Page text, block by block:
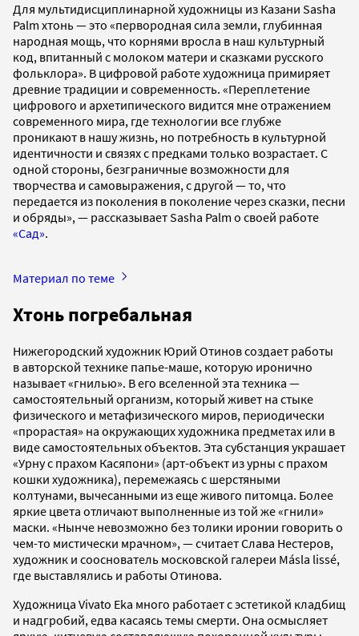
Для мультидисциплинарной художницы из Казани Sasha
Palm хтонь — это «первородная сила земли, глубинная
народная мощь, что корнями вросла в наш культурный
код, впитанный с молоком матери и сказками русского
фольклора». В цифровой работе художница примиряет
древние традиции и современность. «Переплетение
цифрового и архетипического видится мне отражением
современного мира, где технологии все глубже
проникают в нашу жизнь, но потребность в культурной
идентичности и связях с предками только возрастает. С
одной стороны, безграничные возможности для
творчества и самовыражения, с другой — то, что
передается из поколения в поколение через сказки, песни
и обряды», — рассказывает Sasha Palm о своей работе
«Сад».
Материал по теме
Хтонь погребальная
Нижегородский художник Юрий Отинов создает работы
в авторской технике папье-маше, которую иронично
называет «гнилью». В его вселенной эта техника —
самостоятельный организм, который живет на стыке
физического и метафизического миров, периодически
«прорастая» на окружающих художника предметах или в
виде самостоятельных объектов. Эта субстанция украшает
«Урну с прахом Касяпони» (арт-объект из урны с прахом
кошки художника), перемежаясь с шерстяными
колтунами, вычесанными из еще живого питомца. Более
яркие цвета отличают выполненные из той же «гнили»
маски. «Нынче невозможно без толики иронии говорить о
чем-то мистически мрачном», — считает Слава Нестеров,
художник и сооснователь московской галереи Másla lissé,
где выставлялись и работы Отинова.
Художница Vivato Eka много работает с эстетикой кладбищ
и надгробий, едва касаясь темы смерти. Она осмысляет